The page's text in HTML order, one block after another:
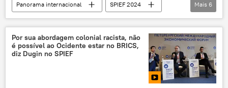
fronteira
Panorama internacional
SPIEF 2024
Fórum Econômico Internacional de São Petersburgo (SPIEF)
Rússia
Vladimir Putin
Luis Arce
BRICS
China
Mais 6
Por sua abordagem colonial racista, não
é possível ao Ocidente estar no BRICS,
diz Dugin no SPIEF